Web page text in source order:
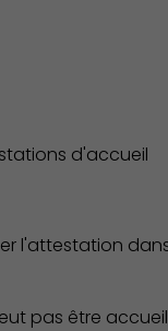
d'accueil
l'attestation
pas être